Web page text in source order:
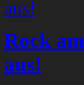
Rock
aus!